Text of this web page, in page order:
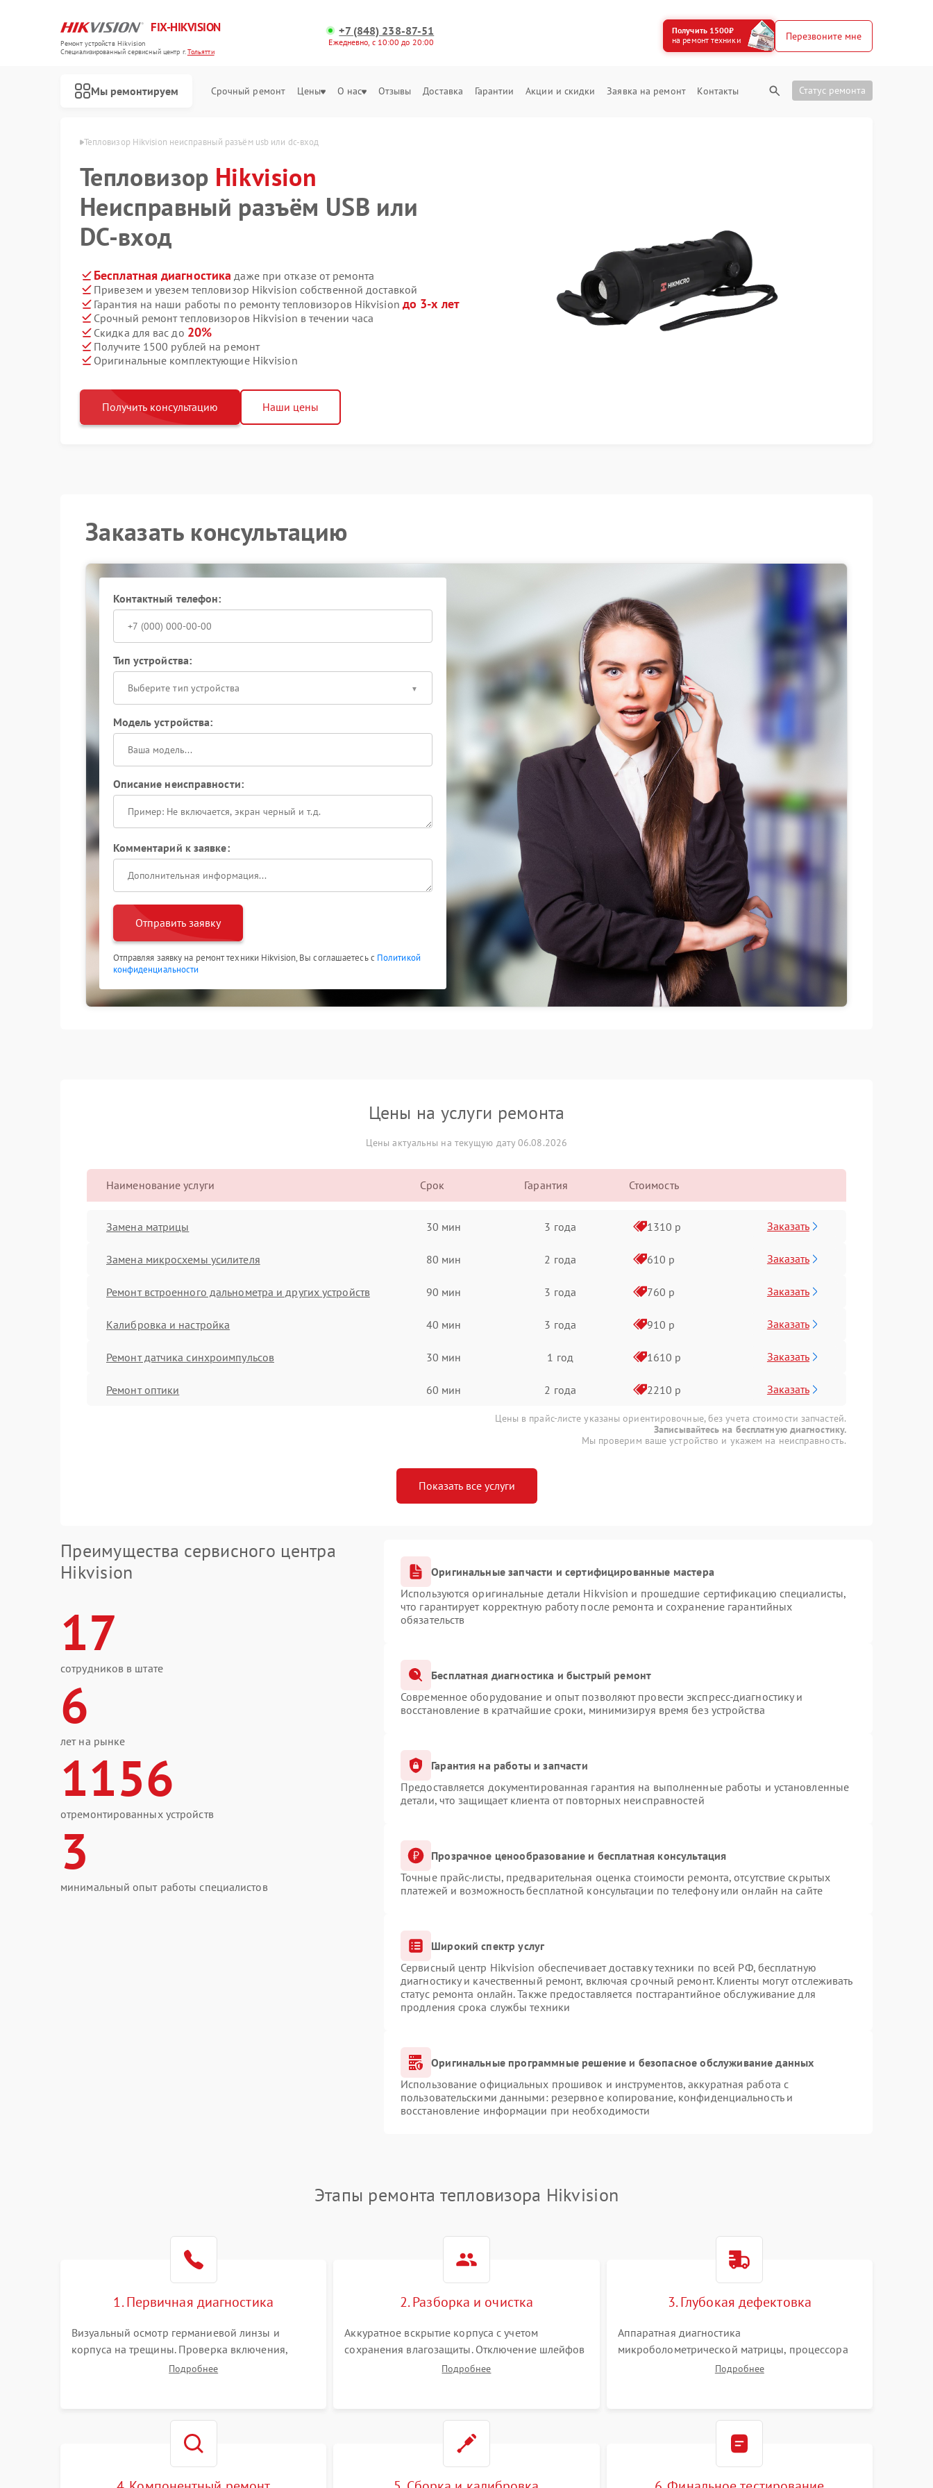
FIX-HIKVISION
Ремонт устройств Hikvision
Специализированный cервисный центр г.Тольятти
+7 (848) 238-87-51
Ежедневно, с 10:00 до 20:00
Получить 1500₽
на ремонт техники
Перезвоните мне
Мы ремонтируем Срочный ремонт Цены О нас Отзывы Доставка Гарантии Акции и скидки Заявка на ремонт Контакты Статус ремонта
Тепловизор Hikvision неисправный разъём usb или dc‑вход
Тепловизор Hikvision
Неисправный разъём USB или
DC‑вход
Бесплатная диагностика даже при отказе от ремонта
Привезем и увезем тепловизор Hikvision собственной доставкой
Гарантия на наши работы по ремонту тепловизоров Hikvision до 3-х лет
Срочный ремонт тепловизоров Hikvision в течении часа
Скидка для вас до 20%
Получите 1500 рублей на ремонт
Оригинальные комплектующие Hikvision
Получить консультацию Наши цены
Заказать консультацию
Контактный телефон:
Тип устройства:
Выберите тип устройства
Модель устройства:
Описание неисправности:
Комментарий к заявке:
Отправить заявку
Отправляя заявку на ремонт техники Hikvision, Вы соглашаетесь с Политикой
конфиденциальности
Цены на услуги ремонта
Цены актуальны на текущую дату 06.08.2026
Наименование услуги Срок Гарантия Стоимость
Замена матрицы 30 мин 3 года 1310 р Заказать
Замена микросхемы усилителя 80 мин 2 года 610 р Заказать
Ремонт встроенного дальнометра и других устройств 90 мин 3 года 760 р Заказать
Калибровка и настройка 40 мин 3 года 910 р Заказать
Ремонт датчика синхроимпульсов 30 мин 1 год 1610 р Заказать
Ремонт оптики 60 мин 2 года 2210 р Заказать
Цены в прайс-листе указаны ориентировочные, без учета стоимости запчастей.
Записывайтесь на бесплатную диагностику.
Мы проверим ваше устройство и укажем на неисправность.
Показать все услуги
Преимущества сервисного центра
Hikvision
17
сотрудников в штате
6
лет на рынке
1156
отремонтированных устройств
3
минимальный опыт работы специалистов
Оригинальные запчасти и сертифицированные мастера
Используются оригинальные детали Hikvision и прошедшие сертификацию специалисты,
что гарантирует корректную работу после ремонта и сохранение гарантийных
обязательств
Бесплатная диагностика и быстрый ремонт
Современное оборудование и опыт позволяют провести экспресс-диагностику и
восстановление в кратчайшие сроки, минимизируя время без устройства
Гарантия на работы и запчасти
Предоставляется документированная гарантия на выполненные работы и установленные
детали, что защищает клиента от повторных неисправностей
Прозрачное ценообразование и бесплатная консультация
Точные прайс-листы, предварительная оценка стоимости ремонта, отсутствие скрытых
платежей и возможность бесплатной консультации по телефону или онлайн на сайте
Широкий спектр услуг
Сервисный центр Hikvision обеспечивает доставку техники по всей РФ, бесплатную
диагностику и качественный ремонт, включая срочный ремонт. Клиенты могут отслеживать
статус ремонта онлайн. Также предоставляется постгарантийное обслуживание для
продления срока службы техники
Оригинальные программные решение и безопасное обслуживание данных
Использование официальных прошивок и инструментов, аккуратная работа с
пользовательскими данными: резервное копирование, конфиденциальность и
восстановление информации при необходимости
Этапы ремонта тепловизора Hikvision
1. Первичная диагностика
Визуальный осмотр германиевой линзы и
корпуса на трещины. Проверка включения,
реакции кнопок и разъемов зарядки. Оценка
Подробнее
2. Разборка и очистка
Аккуратное вскрытие корпуса с учетом
сохранения влагозащиты. Отключение шлейфов
питания и дисплея. Очистка внутренних плат от
Подробнее
3. Глубокая дефектовка
Аппаратная диагностика
микроболометрической матрицы, процессора
обработки изображений и цепей питания.
Подробнее